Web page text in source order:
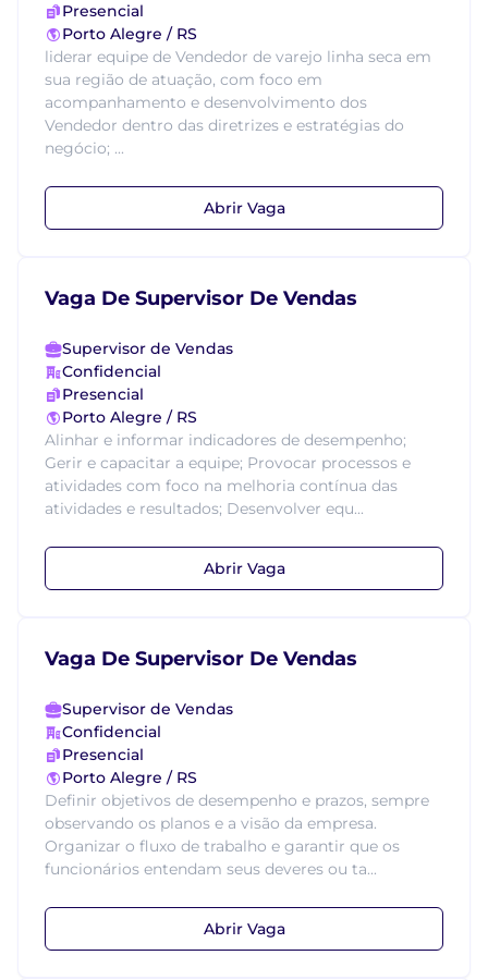
Presencial
Porto Alegre / RS
liderar equipe de Vendedor de varejo linha seca em
sua região de atuação, com foco em
acompanhamento e desenvolvimento dos
Vendedor dentro das diretrizes e estratégias do
negócio; ...
Abrir Vaga
Vaga De Supervisor De Vendas
Supervisor de Vendas
Confidencial
Presencial
Porto Alegre / RS
Alinhar e informar indicadores de desempenho;
Gerir e capacitar a equipe; Provocar processos e
atividades com foco na melhoria contínua das
atividades e resultados; Desenvolver equ...
Abrir Vaga
Vaga De Supervisor De Vendas
Supervisor de Vendas
Confidencial
Presencial
Porto Alegre / RS
Definir objetivos de desempenho e prazos, sempre
observando os planos e a visão da empresa.
Organizar o fluxo de trabalho e garantir que os
funcionários entendam seus deveres ou ta...
Abrir Vaga